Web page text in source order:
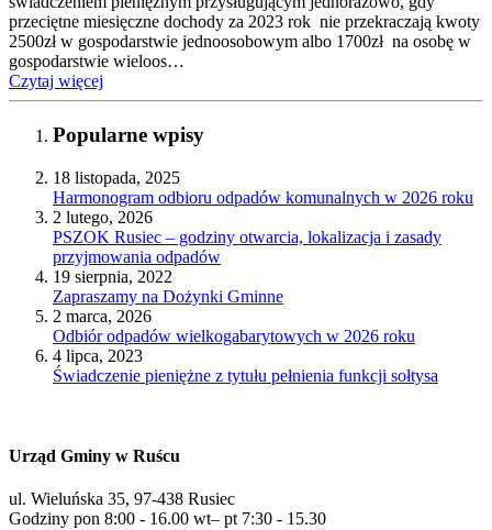
przeciętne miesięczne dochody za 2023 rok nie przekraczają kwoty
2500zł w gospodarstwie jednoosobowym albo 1700zł na osobę w
gospodarstwie wieloos…
Czytaj więcej
Popularne wpisy
18 listopada, 2025
Harmonogram odbioru odpadów komunalnych w 2026 roku
2 lutego, 2026
PSZOK Rusiec – godziny otwarcia, lokalizacja i zasady
przyjmowania odpadów
19 sierpnia, 2022
Zapraszamy na Dożynki Gminne
2 marca, 2026
Odbiór odpadów wielkogabarytowych w 2026 roku
4 lipca, 2023
Świadczenie pieniężne z tytułu pełnienia funkcji sołtysa
Urząd Gminy w Ruścu
ul. Wieluńska 35, 97-438 Rusiec
Godziny pon 8:00 - 16.00 wt– pt 7:30 - 15.30